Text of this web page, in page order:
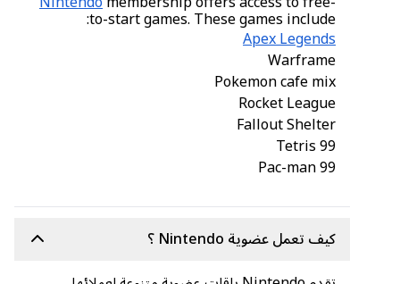
to-start games. These games include:
Apex Legends
Warframe
Pokemon cafe mix
Rocket League
Fallout Shelter
Tetris 99
Pac-man 99
كيف تعمل عضوية Nintendo ؟